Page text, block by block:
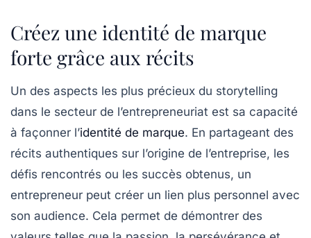
Créez une identité de marque
forte grâce aux récits
Un des aspects les plus précieux du storytelling
dans le secteur de l’entrepreneuriat est sa capacité
à façonner l’identité de marque. En partageant des
récits authentiques sur l’origine de l’entreprise, les
défis rencontrés ou les succès obtenus, un
entrepreneur peut créer un lien plus personnel avec
son audience. Cela permet de démontrer des